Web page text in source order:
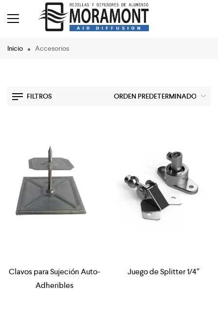
Inicio Accesorios
FILTROS
Clavos para Sujeción Auto-
Adheribles
Juego de Splitter 1/4″